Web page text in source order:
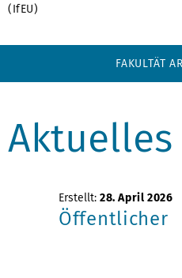
(IfEU)
FAKULTÄT
Aktuelles
Erstellt: 28. April 2026
Öffentlicher